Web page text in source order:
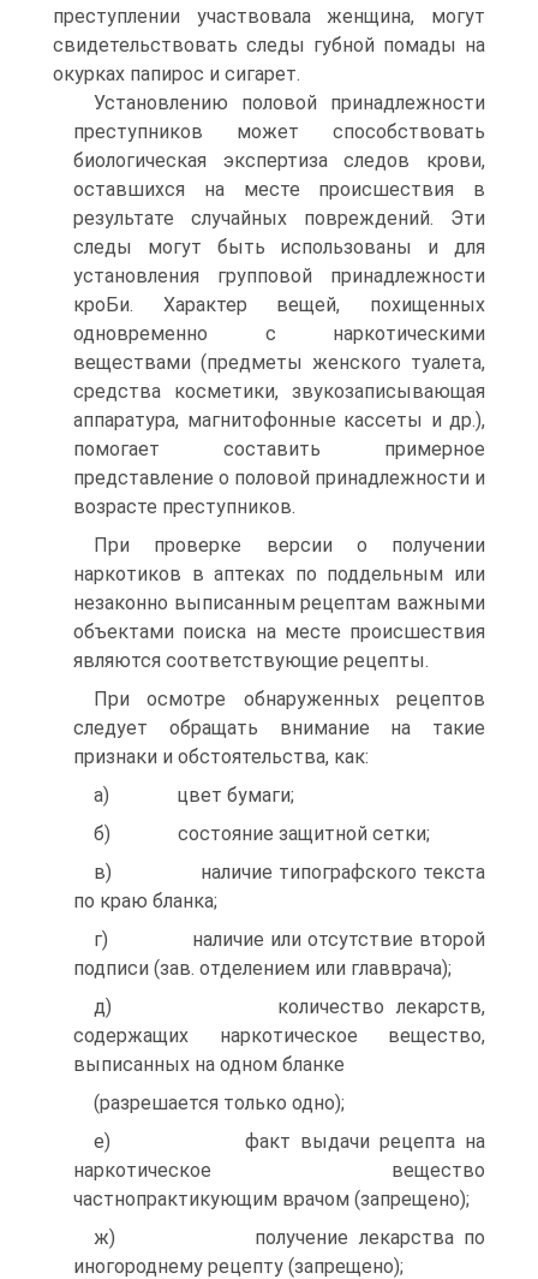
преступлении участвовала женщина, могут
свидетельствовать следы губной помады на
окурках папирос и сигарет.
Установлению половой принадлежности
преступников может способствовать
биологическая экспертиза следов крови,
оставшихся на месте происшествия в
результате случайных повреждений. Эти
следы могут быть использованы и для
установления групповой принадлежности
кроБи. Характер вещей, похищенных
одновременно с наркотическими
веществами (предметы женского туалета,
средства косметики, звукозаписывающая
аппаратура, магнитофонные кассеты и др.),
помогает составить примерное
представление о половой принадлежности и
возрасте преступников.
При проверке версии о получении
наркотиков в аптеках по поддельным или
незаконно выписанным рецептам важными
объектами поиска на месте происшествия
являются соответствующие рецепты.
При осмотре обнаруженных рецептов
следует обращать внимание на такие
признаки и обстоятельства, как:
а) цвет бумаги;
б) состояние защитной сетки;
в) наличие типографского текста
по краю бланка;
г) наличие или отсутствие второй
подписи (зав. отделением или главврача);
д) количество лекарств,
содержащих наркотическое вещество,
выписанных на одном бланке
(разрешается только одно);
е) факт выдачи рецепта на
наркотическое вещество
частнопрактикующим врачом (запрещено);
ж) получение лекарства по
иногороднему рецепту (запрещено);